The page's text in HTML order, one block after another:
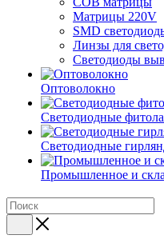
Матрицы 220V
SMD
Линзы для
Светодиоды
Оптоволокно
Светодиодные
Светодиодные
Промышленное и